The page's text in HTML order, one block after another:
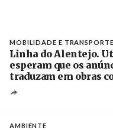
MOBILIDADE E
Linha do Alentejo.
esperam que os
traduzam em obras
AMBIENTE